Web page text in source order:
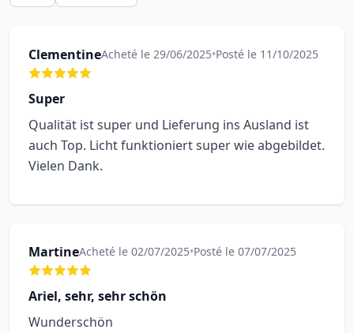
ClementineAcheté le 29/06/2025•Posté le 11/10/2025
Super
Qualität ist super und Lieferung ins Ausland ist
auch Top. Licht funktioniert super wie abgebildet.
Vielen Dank.
MartineAcheté le 02/07/2025•Posté le 07/07/2025
Ariel, sehr, sehr schön
Wunderschön